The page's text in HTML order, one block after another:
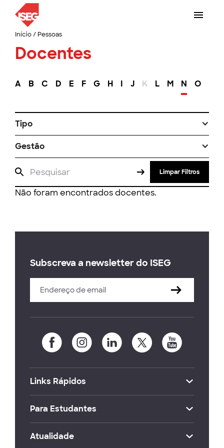
Início/ Pessoas
Docentes
A B C D E F G H I J K L M N O
Tipo
Gestão
Limpar Filtros
Não foram encontrados docentes.
Subscreva a newsletter do ISEG
Links Rápidos
Para Estudantes
Atualidade